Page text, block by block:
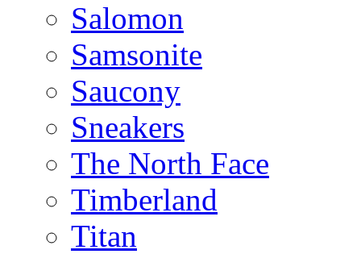
Salomon
Samsonite
Saucony
Sneakers
The North Face
Timberland
Titan